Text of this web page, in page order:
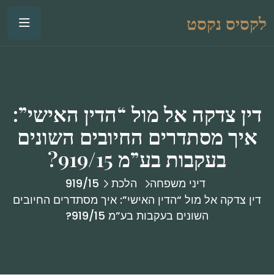
לקסיס נקסט
דין צדקה אל מול “הדין האישי”:
איך מסתדרים החיובים השונים
בעקבות בע”מ 919/15?
דיני משפחה
הלכת 919/15
דין צדקה אל מול “הדין האישי”: איך מסתדרים החיובים
השונים בעקבות בע”מ 919/15?